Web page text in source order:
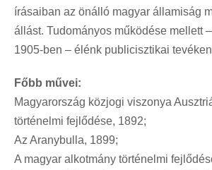
írásaiban az önálló magyar államiság
állást. Tudományos működése mellett
1905-ben – élénk publicisztikai
Főbb művei:
Magyarország közjogi viszonya
történelmi fejlődése, 1892;
Az Aranybulla, 1899;
A magyar alkotmány történelmi